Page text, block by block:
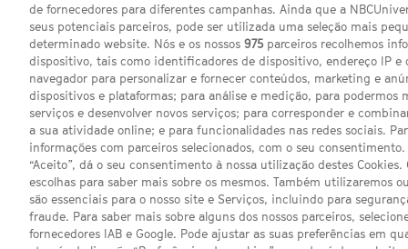
de fornecedores para diferentes campanhas. Ainda que a
seus potenciais parceiros, pode ser utilizada uma seleção mais
determinado website. Nós e os nossos 975 parceiros recolhemos
dispositivo, tais como identificadores de dispositivo, endereço IP e
navegador para personalizar e fornecer conteúdos, marketing e
dispositivos e plataformas; para análise e medição, para podermos
serviços e desenvolver novos serviços; para corresponder e
a sua atividade online; e para funcionalidades nas redes sociais.
informações com parceiros selecionados, com o seu
“Aceito”, dá o seu consentimento à nossa utilização destes
escolhas para saber mais sobre os mesmos. Também utilizaremos
são essenciais para o nosso site e Serviços, incluindo para
fraude. Para saber mais sobre alguns dos nossos parceiros,
fornecedores IAB e Google. Pode ajustar as suas preferências em